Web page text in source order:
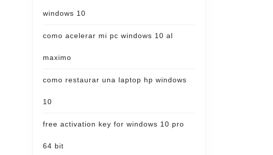
windows 10
como acelerar mi pc windows 10 al
maximo
como restaurar una laptop hp windows
10
free activation key for windows 10 pro
64 bit